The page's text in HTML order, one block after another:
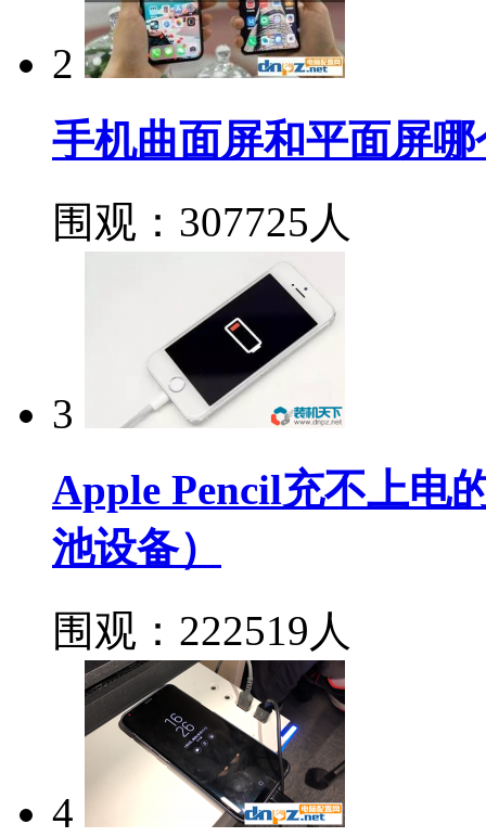
2
手机曲面屏和平面屏
围观：307725人
3
Apple Pencil充不上电
池设备）
围观：222519人
4